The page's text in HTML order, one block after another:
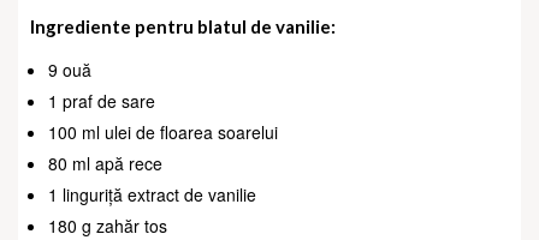
Ingrediente pentru blatul de vanilie:
9 ouă
1 praf de sare
100 ml ulei de floarea soarelui
80 ml apă rece
1 linguriță extract de vanilie
180 g zahăr tos